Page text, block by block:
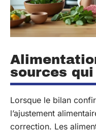
sources
Lorsque le bilan
l’ajustement
correction. Les